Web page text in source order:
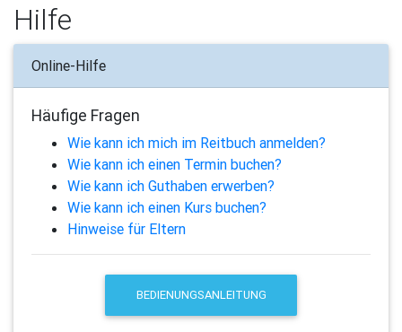
Hilfe
Online-Hilfe
Häufige Fragen
Wie kann ich mich im Reitbuch anmelden?
Wie kann ich einen Termin buchen?
Wie kann ich Guthaben erwerben?
Wie kann ich einen Kurs buchen?
Hinweise für Eltern
BEDIENUNGSANLEITUNG